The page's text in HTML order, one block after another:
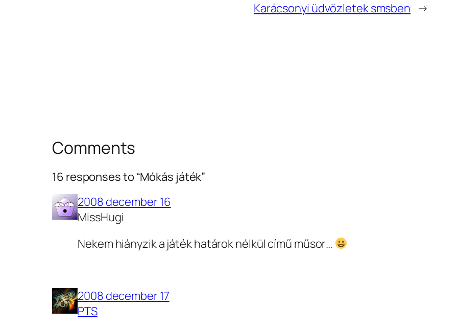
Karácsonyi üdvözletek smsben →
Comments
16 responses to “Mókás játék”
2008 december 16
MissHugi
Nekem hiányzik a játék határok nélkül című műsor…
2008 december 17
PTS